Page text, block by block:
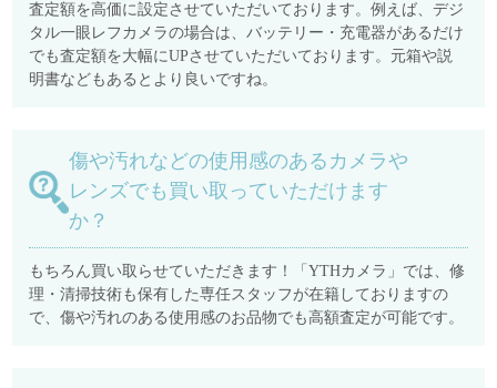
査定額を高価に設定させていただいております。例えば、デジ
タル一眼レフカメラの場合は、バッテリー・充電器があるだけ
でも査定額を大幅にUPさせていただいております。元箱や説
明書などもあるとより良いですね。
傷や汚れなどの使用感のあるカメラや
レンズでも買い取っていただけます
か？
もちろん買い取らせていただきます！「YTHカメラ」では、修
理・清掃技術も保有した専任スタッフが在籍しておりますの
で、傷や汚れのある使用感のお品物でも高額査定が可能です。